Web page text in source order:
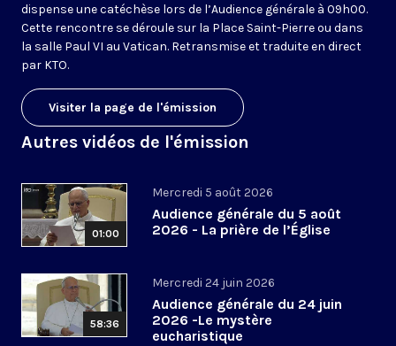
dispense une catéchèse lors de l’Audience générale à 09h00.
Cette rencontre se déroule sur la Place Saint-Pierre ou dans
la salle Paul VI au Vatican. Retransmise et traduite en direct
par KTO.
Visiter la page de l'émission
Autres vidéos de l'émission
01:00
Mercredi 5 août 2026
Audience générale du 5 août
2026 - La prière de l’Église
58:36
Mercredi 24 juin 2026
Audience générale du 24 juin
2026 -Le mystère
eucharistique